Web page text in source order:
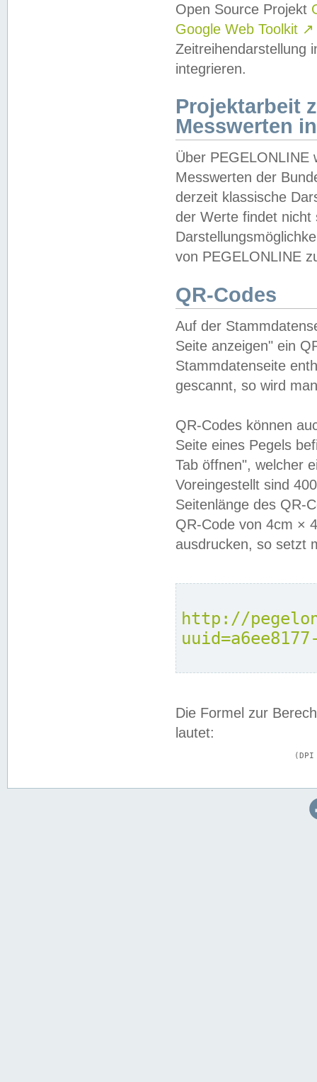
Open Source Projekt
Google Web Toolkit ↗
Zeitreihendarstellung
integrieren.
Projektarbeit
Messwerten
Über PEGELONLINE
Messwerten der
derzeit klassische
der Werte findet
von PEGELONLINE
QR-Codes
Auf der
Seite anzeigen" ein
Stammdatenseite
gescannt, so wird
QR-Codes können
Seite eines Pegels
Tab öffnen", welcher
Voreingestellt sind
Seitenlänge des QR-
QR-Code von 4cm ×
ausdrucken, so setzt
http://
Die Formel zur
lautet: